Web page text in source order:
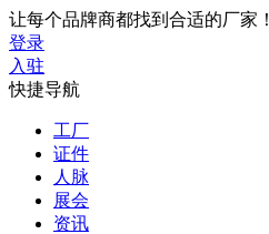
让每个品牌商都找到合适的厂家！
登录
入驻
快捷导航
工厂
证件
人脉
展会
资讯